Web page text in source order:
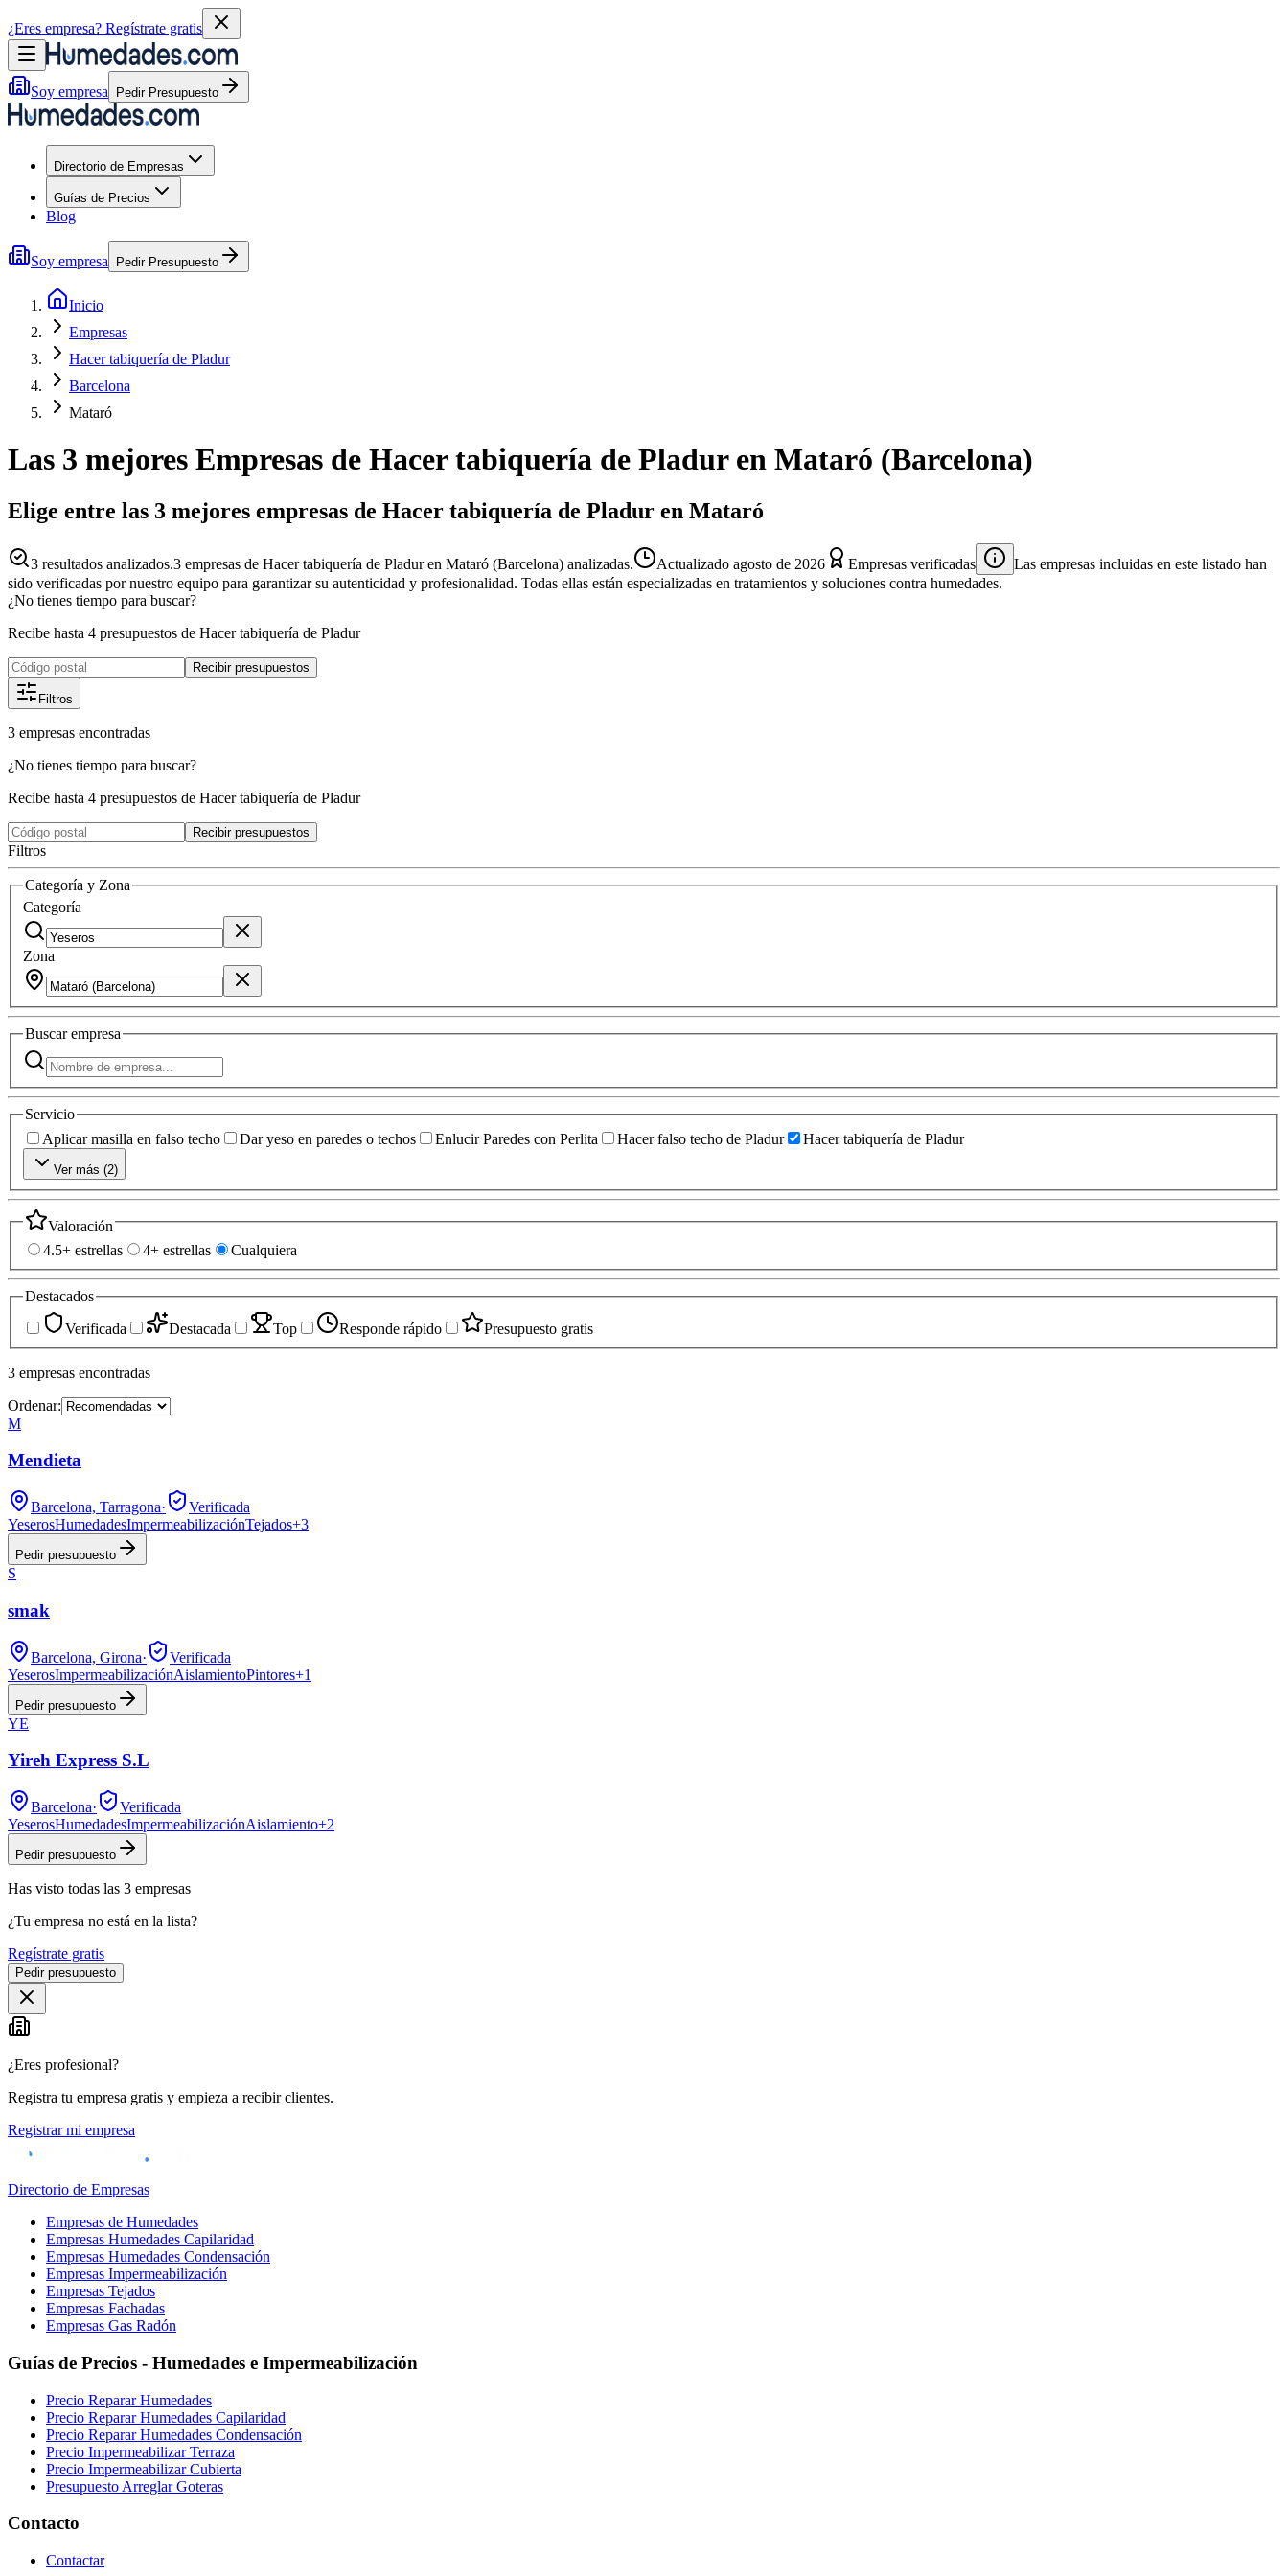
¿Eres empresa? Regístrate gratis
Soy empresa Pedir Presupuesto
Directorio de Empresas
Guías de Precios
Blog
Soy empresa Pedir Presupuesto
Inicio
Empresas
Hacer tabiquería de Pladur
Barcelona
Mataró
Las 3 mejores Empresas de Hacer tabiquería de Pladuren Mataró (Barcelona)
Elige entre las 3 mejores empresas de Hacer tabiquería de Pladur en Mataró
3 resultados analizados.3 empresas de Hacer tabiquería de Pladur en Mataró (Barcelona) analizadas. Actualizado agosto de 2026 Empresas verificadas
Las empresas incluidas en este listado han
sido verificadas por nuestro equipo para garantizar su autenticidad y profesionalidad. Todas ellas están especializadas en tratamientos y soluciones contra humedades.
¿No tienes tiempo para buscar?
Recibe hasta 4 presupuestos de Hacer tabiquería de Pladur
Recibir presupuestos
Filtros
3 empresas encontradas
¿No tienes tiempo para buscar?
Recibe hasta 4 presupuestos de Hacer tabiquería de Pladur
Recibir presupuestos
Filtros
Categoría y Zona
Categoría
Zona
Buscarempresa
Servicio
Aplicar masilla en falso techo
Dar yeso en paredes o techos Enlucir Paredes con Perlita Hacer falso techo de Pladur Hacer tabiquería de Pladur
Ver más (2)
Valoración
4.5+ estrellas
4+ estrellas Cualquiera
Destacados
Verificada
Destacada Top Responde rápido Presupuesto gratis
3 empresas encontradas
Ordenar:
M
Mendieta
Barcelona, Tarragona·
Verificada
YeserosHumedadesImpermeabilizaciónTejados+3
Pedir presupuesto
S
smak
Barcelona, Girona·
Verificada
YeserosImpermeabilizaciónAislamientoPintores+1
Pedir presupuesto
YE
Yireh Express S.L
Barcelona·
Verificada
YeserosHumedadesImpermeabilizaciónAislamiento+2
Pedir presupuesto
Has visto todas las 3 empresas
¿Tu empresa no está en la lista?
Regístrate gratis
Pedir presupuesto
¿Eres profesional?
Registra tu empresa gratis y empieza a recibir clientes.
Registrar mi empresa
Directorio de Empresas
Empresas de Humedades
Empresas Humedades Capilaridad
Empresas Humedades Condensación
Empresas Impermeabilización
Empresas Tejados
Empresas Fachadas
Empresas Gas Radón
Guías de Precios - Humedades e Impermeabilización
Precio Reparar Humedades
Precio Reparar Humedades Capilaridad
Precio Reparar Humedades Condensación
Precio Impermeabilizar Terraza
Precio Impermeabilizar Cubierta
Presupuesto Arreglar Goteras
Contacto
Contactar